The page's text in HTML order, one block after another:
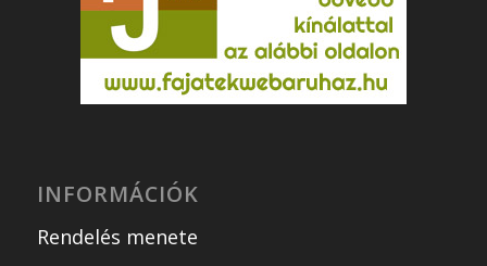
INFORMÁCIÓK
Rendelés menete